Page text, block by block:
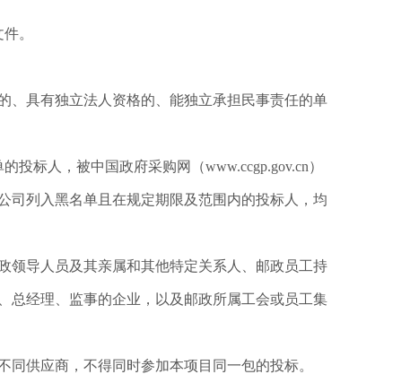
。
、具有独立法人资格的、能独立承担民事责任的单
投标人，被中国政府采购网（www.ccgp.gov.cn）
司列入黑名单且在规定期限及范围内的投标人，均
领导人员及其亲属和其他特定关系人、邮政员工持
总经理、监事的企业，以及邮政所属工会或员工集
同供应商，不得同时参加本项目同一包的投标。